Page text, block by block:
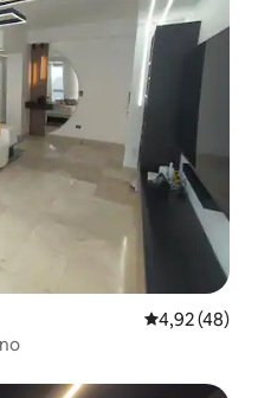
4,92 de uma
4,92 (48)